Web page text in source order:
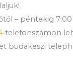
– péntekig
telefonszámon
budakeszi